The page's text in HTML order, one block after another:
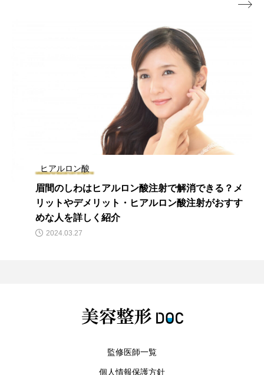
ヒアルロン酸
眉間のしわはヒアルロン酸注射で解消できる？メ
リットやデメリット・ヒアルロン酸注射がおすす
めな人を詳しく紹介
2024.03.27

監修医師一覧
個人情報保護方針